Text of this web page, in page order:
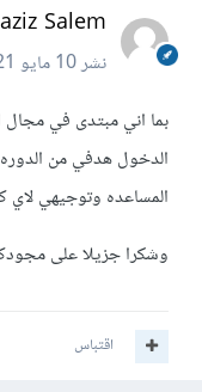
Salem
نشر10 مايو 2021
بما اني مبتدى في
الدخول هدفي من
المساعده وتوجيهي
وشكرا جزيلا على
اقتباس